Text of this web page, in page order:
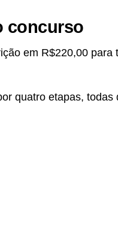
concurso
em R$220,00 para
quatro etapas, todas